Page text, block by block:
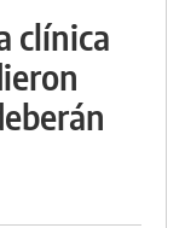
clínica